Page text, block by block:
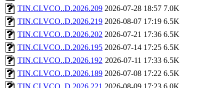
TIN.CI.VCO..D.2026.209 2026-07-28 18:57 7.0K
TIN.CI.VCO..D.2026.219 2026-08-07 17:19 6.5K
TIN.CI.VCO..D.2026.202 2026-07-21 17:36 6.5K
TIN.CI.VCO..D.2026.195 2026-07-14 17:25 6.5K
TIN.CI.VCO..D.2026.192 2026-07-11 17:33 6.5K
TIN.CI.VCO..D.2026.189 2026-07-08 17:22 6.5K